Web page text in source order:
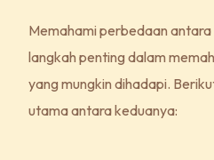
Memahami perbedaan
langkah penting dalam
yang mungkin dihadapi.
utama antara keduanya: